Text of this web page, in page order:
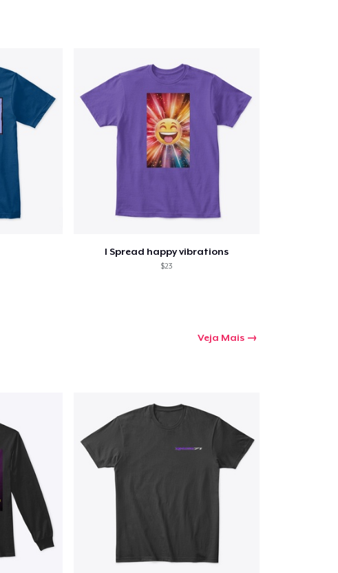
I Spread happy vibrations
$23
Veja Mais